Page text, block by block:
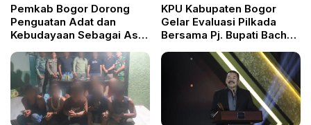
Pemkab Bogor Dorong
Penguatan Adat dan
Kebudayaan Sebagai Aset
KPU Kabupaten Bogor
Gelar Evaluasi Pilkada
Bersama Pj. Bupati Bachril